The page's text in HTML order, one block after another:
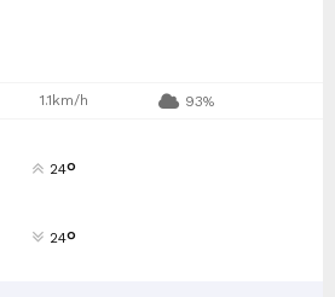
1.1km/h 93%
24°
24°